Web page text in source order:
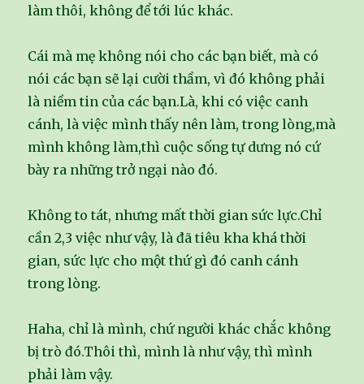
làm thôi, không để tới lúc khác.
Cái mà mẹ không nói cho các bạn biết, mà có
nói các bạn sẽ lại cười thầm, vì đó không phải
là niềm tin của các bạn.Là, khi có việc canh
cánh, là việc mình thấy nên làm, trong lòng,mà
mình không làm,thì cuộc sống tự dưng nó cứ
bày ra những trở ngại nào đó.
Không to tát, nhưng mất thời gian sức lực.Chỉ
cần 2,3 việc như vậy, là đã tiêu kha khá thời
gian, sức lực cho một thứ gì đó canh cánh
trong lòng.
Haha, chỉ là mình, chứ người khác chắc không
bị trò đó.Thôi thì, mình là như vậy, thì mình
phải làm vậy.